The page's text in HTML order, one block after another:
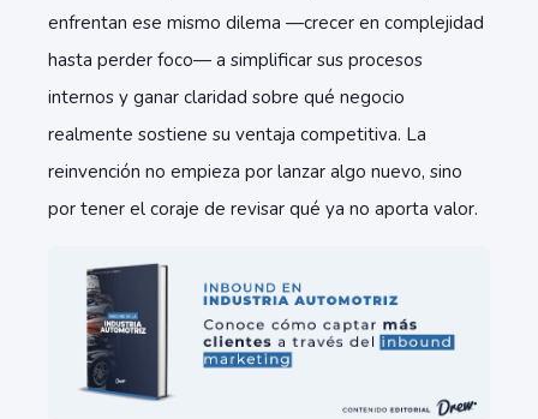
enfrentan ese mismo dilema —crecer en complejidad
hasta perder foco— a simplificar sus procesos
internos y ganar claridad sobre qué negocio
realmente sostiene su ventaja competitiva. La
reinvención no empieza por lanzar algo nuevo, sino
por tener el coraje de revisar qué ya no aporta valor.